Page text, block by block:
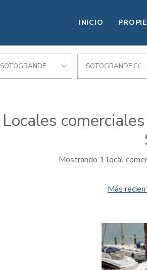
INICIO
SOTOGRANDE SOTOGRANDE
Locales
Mostrando 1 local
Más